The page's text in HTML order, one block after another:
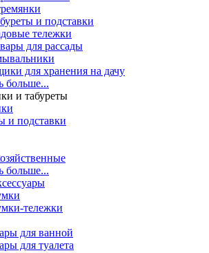
и подставки
тележки
для рассады
для хранения на дачу
больше...
и табуреты
и подставки
больше...
тележки
для ванной
для туалета